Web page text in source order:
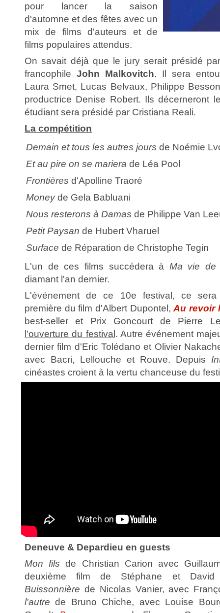
pour lancer la saison
d'automne et des fêtes avec un
mix de films d'auteurs et de
films populaires attendus.
On savait déjà que le jury serait présidé
francophile John Malkovitch. Il sera
Laura Smet, Lucas Belvaux, Philippe
productrice Denise Robert. Ils décerneront
étudiant sera présidé par Cristiana Reali.
La compétition
Demain et tous les autres jours de Noémie
Et au pire on se mariera de Léa Pool
Frontières d'Apolline Traoré
Moneyde Gela Babluani
Nous resterons à Damas de Philippe Van
Petit Paysan de Hubert Vharuel
Surface de Réparation de Christophe Tegin
L'un de ces films succédera à Ma vie de
diamant l'an dernier.
L'événement de ce 10e festival, ce sera
première du film d'Albert Dupontel,Au revoir
best-seller et Prix Goncourt de Pierre
l'ouverture du festival. Autre événement
dernier film d'Eric Tolédano et Olivier
avec Bacri, Lellouche et Rouve. Depuis
cinéastes croient à la vertu chanceuse du
Deneuve & Depardieu en guests
Mon fils de Christian Carion avec
deuxième film de Stéphane et
Buissonnière de Nicolas Vanier, avec
l'autre de Bruno Chiche, avec Louise